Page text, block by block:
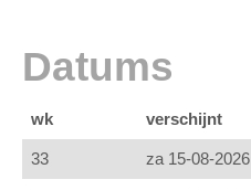
Datums
wk verschijnt
33 za 15-08-2026